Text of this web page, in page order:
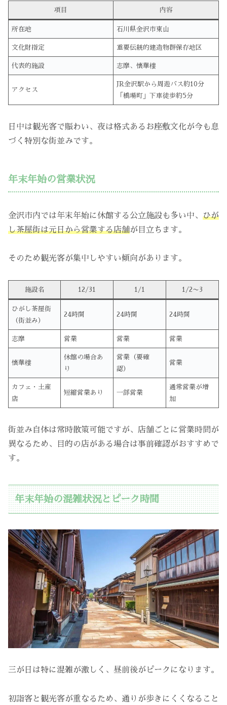
項目 内容
所在地 石川県金沢市東山
文化財指定 重要伝統的建造物群保存地区
代表的施設 志摩、懐華樓
アクセス
JR金沢駅から周遊バス約10分
「橋場町」下車徒歩約5分
日中は観光客で賑わい、夜は格式あるお座敷文化が今も息
づく特別な街並みです。
年末年始の営業状況
金沢市内では年末年始に休館する公立施設も多い中、 ひが
し茶屋街は元日から営業する店舗が目立ちます。
そのため観光客が集中しやすい傾向があります。
施設名 12/31 1/1 1/2〜3
ひがし茶屋街
（街並み）
24時間 24時間 24時間
志摩 営業 営業 営業
懐華樓
休館の場合あ
り
営業（要確
認）
営業
カフェ・土産
店
短縮営業あり 一部営業
通常営業が増
加
街並み自体は常時散策可能ですが、店舗ごとに営業時間が
異なるため、目的の店がある場合は事前確認がおすすめで
す。
年末年始の混雑状況とピーク時間
三が日は特に混雑が激しく、昼前後がピークになります。
初詣客と観光客が重なるため、通りが歩きにくくなること